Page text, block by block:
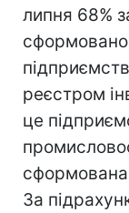
липня 68%
реєстром
це
сформована
За